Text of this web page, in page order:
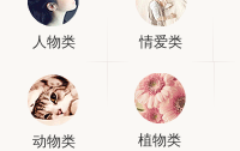
人物类 情爱类
动物类 植物类